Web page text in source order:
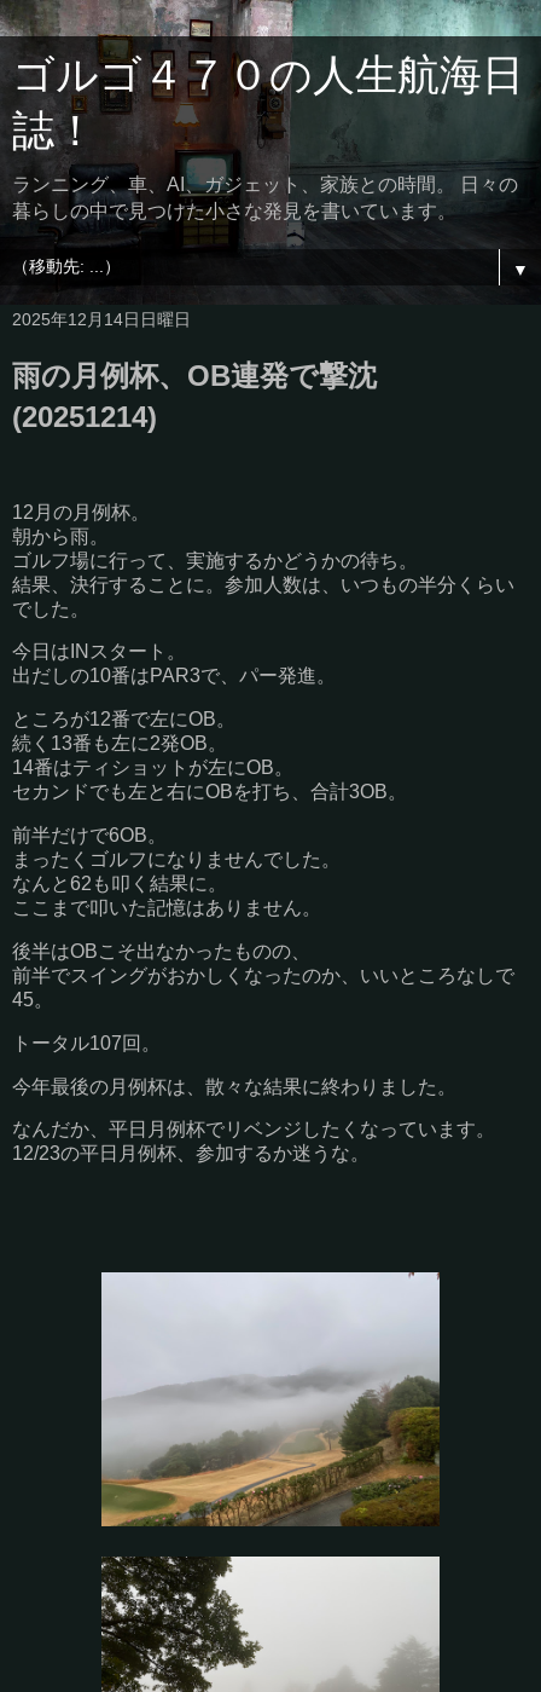
ゴルゴ４７０の人生航海日
誌！
ランニング、車、AI、ガジェット、家族との時間。 日々の
暮らしの中で見つけた小さな発見を書いています。
▼
2025年12月14日日曜日
雨の月例杯、OB連発で撃沈
(20251214)
12月の月例杯。
朝から雨。
ゴルフ場に行って、実施するかどうかの待ち。
結果、決行することに。参加人数は、いつもの半分くらい
でした。
今日はINスタート。
出だしの10番はPAR3で、パー発進。
ところが12番で左にOB。
続く13番も左に2発OB。
14番はティショットが左にOB。
セカンドでも左と右にOBを打ち、合計3OB。
前半だけで6OB。
まったくゴルフになりませんでした。
なんと62も叩く結果に。
ここまで叩いた記憶はありません。
後半はOBこそ出なかったものの、
前半でスイングがおかしくなったのか、いいところなしで
45。
トータル107回。
今年最後の月例杯は、散々な結果に終わりました。
なんだか、平日月例杯でリベンジしたくなっています。
12/23の平日月例杯、参加するか迷うな。